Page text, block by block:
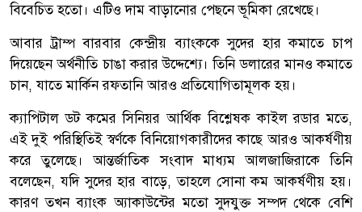
বিবেচিত হতো। এটিও দাম বাড়ানোর পেছনে ভূমিকা রেখেছে।
আবার ট্রাম্প বারবার কেন্দ্রীয় ব্যাংককে সুদের হার কমাতে চাপ
দিয়েছেন অর্থনীতি চাঙা করার উদ্দেশ্যে। তিনি ডলারের মানও কমাতে
চান, যাতে মার্কিন রফতানি আরও প্রতিযোগিতামূলক হয়।
ক্যাপিটাল ডট কমের সিনিয়র আর্থিক বিশ্লেষক কাইল রডার মতে,
এই দুই পরিস্থিতিই স্বর্ণকে বিনিয়োগকারীদের কাছে আরও আকর্ষণীয়
করে তুলেছে। আন্তর্জাতিক সংবাদ মাধ্যম আলজাজিরাকে তিনি
বলেছেন, যদি সুদের হার বাড়ে, তাহলে সোনা কম আকর্ষণীয় হয়।
কারণ তখন ব্যাংক অ্যাকাউন্টের মতো সুদযুক্ত সম্পদ থেকে বেশি